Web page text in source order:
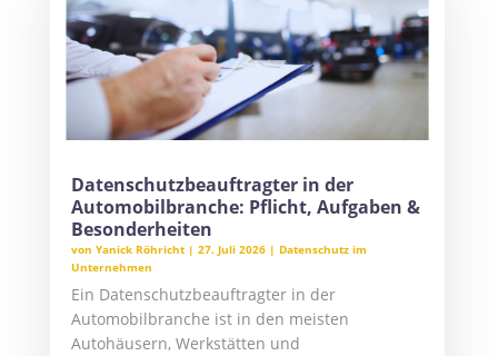
Datenschutzbeauftragter in der
Automobilbranche: Pflicht, Aufgaben &
Besonderheiten
von Yanick Röhricht| 27. Juli 2026| Datenschutz im
Unternehmen
Ein Datenschutzbeauftragter in der
Automobilbranche ist in den meisten
Autohäusern, Werkstätten und